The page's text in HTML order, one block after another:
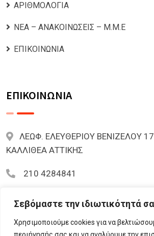
Σεβόμαστε την ιδιωτικότητά
Χρησιμοποιούμε cookies για να
ΑΡΙΘΜΟΛΟΓΙΑ
ΝΕΑ – ΑΝΑΚΟΙΝΩΣΕΙΣ – Μ.Μ.Ε
ΕΠΙΚΟΙΝΩΝΙΑ
ΕΠΙΚΟΙΝΩΝΙΑ
ΛΕΩΦ. ΕΛΕΥΘΕΡΙΟΥ ΒΕΝΙΖΕΛΟΥ
ΚΑΛΛΙΘΕΑ ΑΤΤΙΚΗΣ
210 4284841